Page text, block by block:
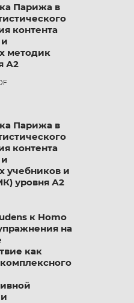
Парижа в
контента
методик
А2
Парижа в
контента
учебников и
уровня А2
к Homo
на
как